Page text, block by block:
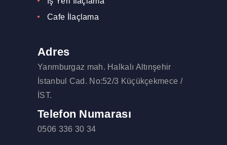
Cafe İlaçlama
Adres
Yarımburgaz mah. Halkalı Altınşehir
İstanbul Cad. No:52/3 Küçükçekmece /
İST.
Telefon Numarası
0506 336 30 34